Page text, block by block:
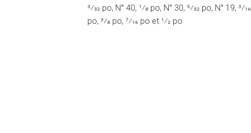
3⁄32 po, N° 40, 1⁄8 po, N° 30, 5⁄32 po, N° 19,
po, 3⁄8 po, 7⁄16 po et 1⁄2 po